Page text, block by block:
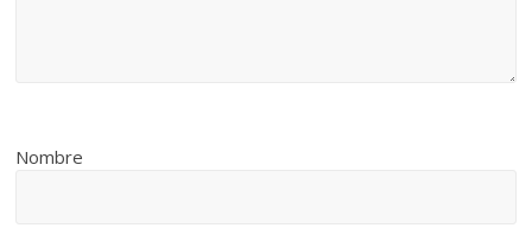
Nombre